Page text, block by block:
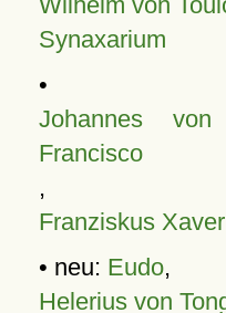
Synaxarium
•
Johannes
Francisco
,
Franziskus
• neu: Eudo,
Helerius von